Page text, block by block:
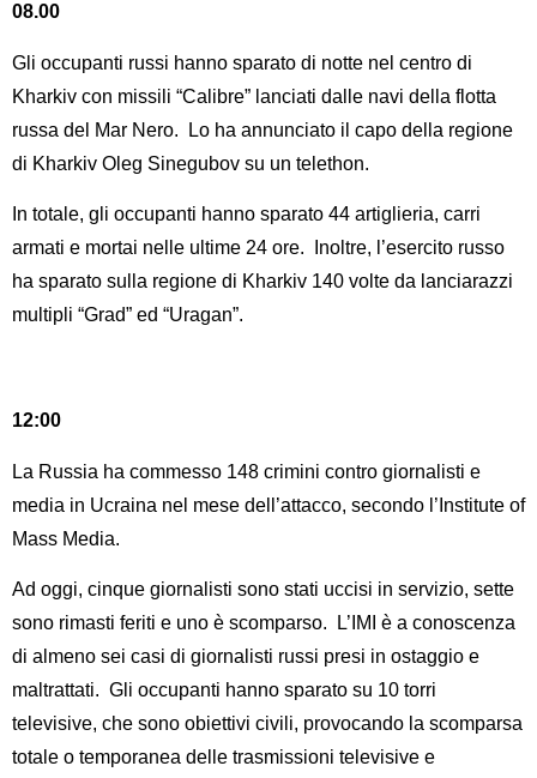
08.00
Gli occupanti russi hanno sparato di notte nel centro di
Kharkiv con missili “Calibre” lanciati dalle navi della flotta
russa del Mar Nero. Lo ha annunciato il capo della regione
di Kharkiv Oleg Sinegubov su un telethon.
In totale, gli occupanti hanno sparato 44 artiglieria, carri
armati e mortai nelle ultime 24 ore. Inoltre, l’esercito russo
ha sparato sulla regione di Kharkiv 140 volte da lanciarazzi
multipli “Grad” ed “Uragan”.
12:00
La Russia ha commesso 148 crimini contro giornalisti e
media in Ucraina nel mese dell’attacco, secondo l’Institute of
Mass Media.
Ad oggi, cinque giornalisti sono stati uccisi in servizio, sette
sono rimasti feriti e uno è scomparso. L’IMI è a conoscenza
di almeno sei casi di giornalisti russi presi in ostaggio e
maltrattati. Gli occupanti hanno sparato su 10 torri
televisive, che sono obiettivi civili, provocando la scomparsa
totale o temporanea delle trasmissioni televisive e